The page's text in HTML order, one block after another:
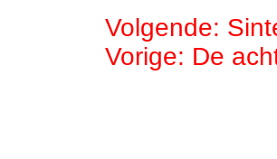
Volgende:
Vorige: De